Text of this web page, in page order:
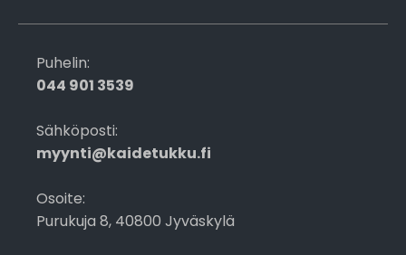
Puhelin:
044 901 3539
Sähköposti:
myynti@kaidetukku.fi
Osoite:
Purukuja 8, 40800 Jyväskylä